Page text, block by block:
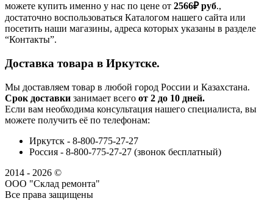
можете купить именно у нас по цене от 2566₽ руб.,
достаточно воспользоваться Каталогом нашего сайта или
посетить наши магазины, адреса которых указаны в разделе
“Контакты”.
Доставка товара в Иркутске.
Мы доставляем товар в любой город России и Казахстана.
Срок доставки занимает всего от 2 до 10 дней.
Если вам необходима консультация нашего специалиста, вы
можете получить её по телефонам:
Иркутск - 8-800-775-27-27
Россия - 8-800-775-27-27 (звонок бесплатный)
2014 - 2026 ©
ООО "Склад ремонта"
Все права защищены